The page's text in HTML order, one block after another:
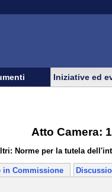
Iniziative ed
Atto Camera:
Norme per la tutela
in Commissione